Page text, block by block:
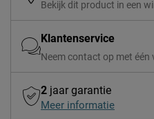
Bekijk dit product in een
Klantenservice
Neem contact op met één
2 jaar garantie
Meer informatie